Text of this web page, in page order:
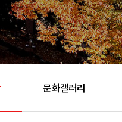
문화갤러리